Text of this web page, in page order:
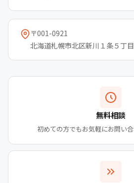
〒001-0921
北海道札幌市北区新川１条５丁
無料相談
初めての方でもお気軽にお問い